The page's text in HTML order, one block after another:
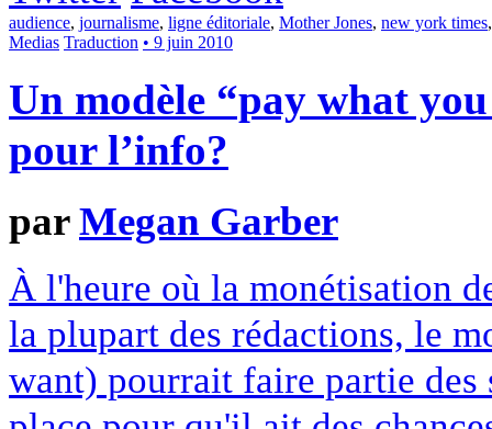
audience, journalisme, ligne éditoriale, Mother Jones, new york times
Medias Traduction • 9 juin 2010
Un modèle “pay what
pour l’info?
parMegan Garber
À l'heure où la monétisation
la plupart des rédactions, le
want) pourrait faire partie